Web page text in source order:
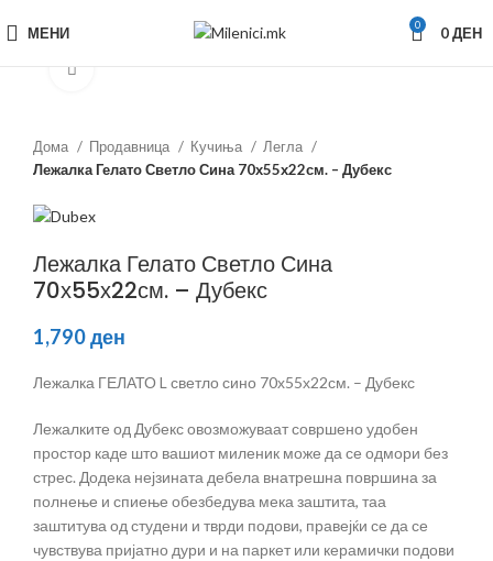
МЕНИ 0 0ДЕН
Дома Продавница Кучиња
Легла
Лежалка Гелато Светло Сина 70х55х22см. – Дубекс
Лежалка Гелато Светло Сина
70х55х22см. – Дубекс
1,790ден
Лежалка ГЕЛАТО L светло сино 70х55х22см. – Дубекс
Лежалките од Дубекс овозможуваат совршено удобен
простор каде што вашиот миленик може да се одмори без
стрес. Додека нејзината дебела внатрешна површина за
полнење и спиење обезбедува мека заштита, таа
заштитува од студени и тврди подови, правејќи се да се
чувствува пријатно дури и на паркет или керамички подови